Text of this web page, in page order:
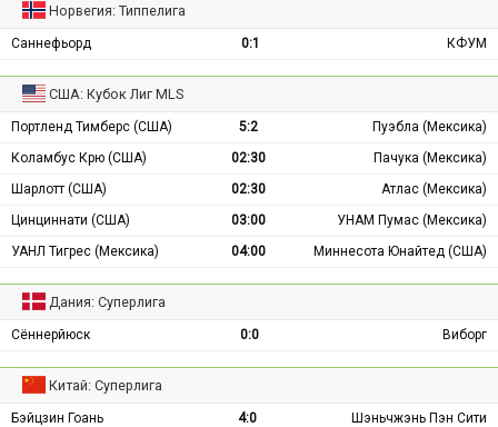
Норвегия: Типпелига
Саннефьорд 0:1 КФУМ
США: Кубок Лиг MLS
Портленд Тимберс (США) 5:2
Пуэбла (Мексика)
Коламбус Крю (США)
02:30
Пачука (Мексика)
Шарлотт (США)
02:30
Атлас (Мексика)
Цинциннати (США)
03:00
УНАМ Пумас (Мексика)
УАНЛ Тигрес (Мексика)
04:00 Миннесота Юнайтед (США)
Дания: Суперлига
Сённерйюск 0:0 Виборг
Китай: Суперлига
Бэйцзин Гоань 4:0 Шэньчжэнь Пэн Сити